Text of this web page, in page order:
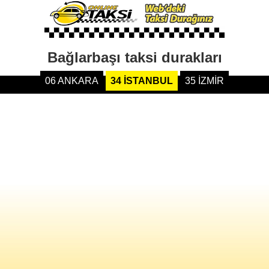
Bağlarbaşı taksi durakları
06 ANKARA 34 İSTANBUL 35 İZMİR